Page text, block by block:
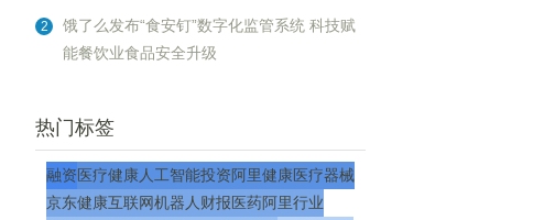
2
饿了么发布“食安钉”数字化监管系统 科技赋
能餐饮业食品安全升级
热门标签
融资医疗健康人工智能投资阿里健康医疗器械
京东健康互联网机器人 财报医药阿里行业